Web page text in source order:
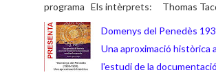
programa Els intèrprets: Thomas
Domenys del Penedès
Una aproximació històrica
l'estudi de la